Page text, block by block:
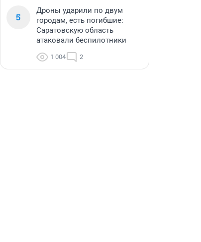
5
Дроны ударили по двум
городам, есть погибшие:
Саратовскую область
атаковали беспилотники
1 004 2